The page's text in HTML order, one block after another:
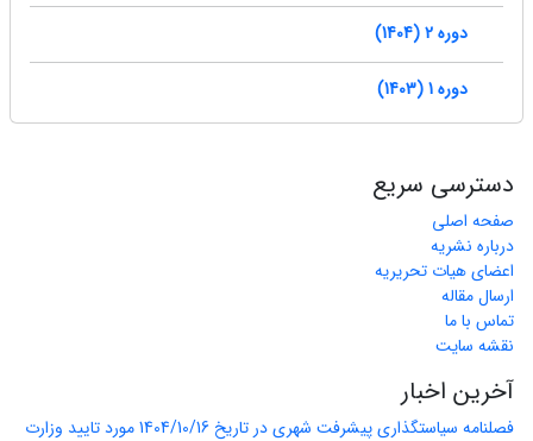
دوره 2 (1404)
دوره 1 (1403)
دسترسی سریع
صفحه اصلی
درباره نشریه
اعضای هیات تحریریه
ارسال مقاله
تماس با ما
نقشه سایت
آخرین اخبار
فصلنامه سیاستگذاری پیشرفت شهری در تاریخ 1404/10/16 مورد تایید وزارت